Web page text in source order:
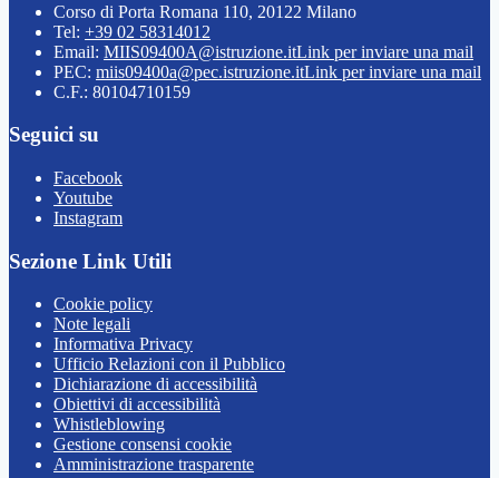
Corso di Porta Romana 110, 20122 Milano
Tel: +39 02 58314012
Email: MIIS09400A@istruzione.itLink per inviare una mail
PEC: miis09400a@pec.istruzione.itLink per inviare una mail
C.F.: 80104710159
Seguici su
Facebook
Youtube
Instagram
Sezione Link Utili
Cookie policy
Note legali
Informativa Privacy
Ufficio Relazioni con il Pubblico
Dichiarazione di accessibilità
Obiettivi di accessibilità
Whistleblowing
Gestione consensi cookie
Amministrazione trasparente